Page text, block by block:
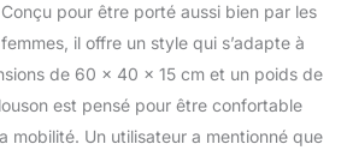
pour être porté aussi bien par les
il offre un style qui s’adapte à
de 60 x 40 x 15 cm et un poids de
est pensé pour être confortable
mobilité. Un utilisateur a mentionné que